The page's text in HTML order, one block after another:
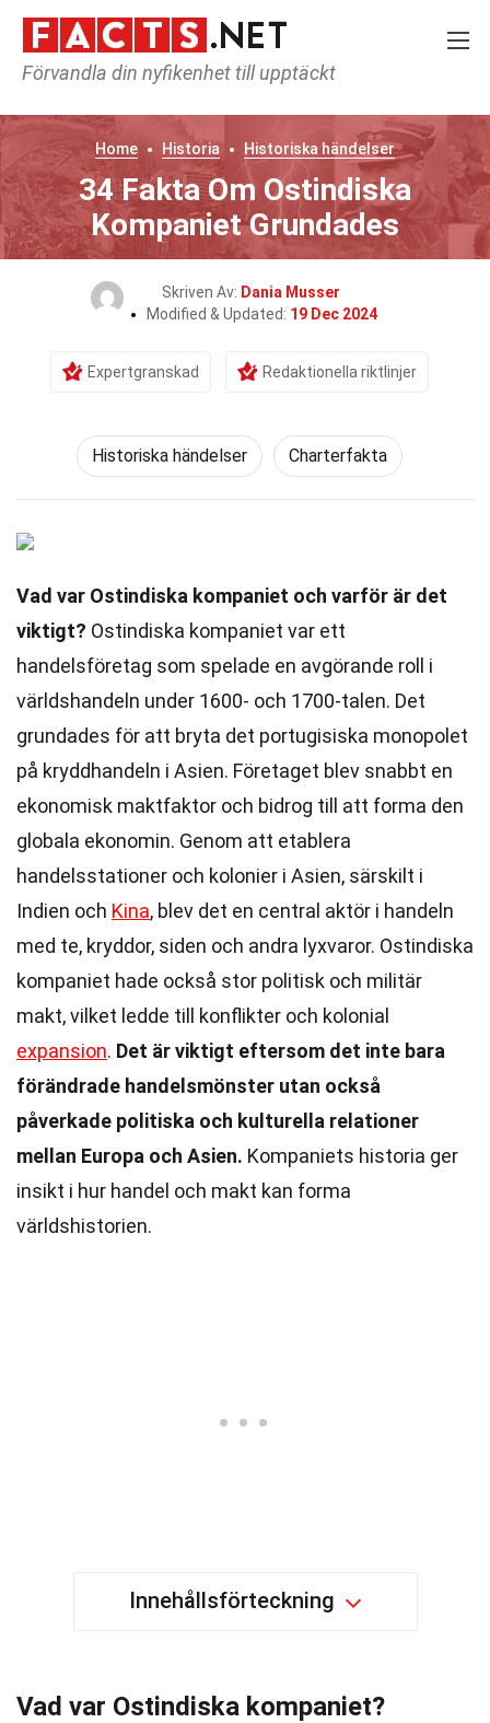
Förvandla din nyfikenhet till upptäckt
Home Historia Historiska händelser
34 Fakta Om Ostindiska
Kompaniet Grundades
Skriven Av: Dania Musser
Modified & Updated: 19 Dec 2024
Expertgranskad Redaktionella riktlinjer
Historiska händelser Charterfakta
Vad var Ostindiska kompaniet och varför är det
viktigt? Ostindiska kompaniet var ett
handelsföretag som spelade en avgörande roll i
världshandeln under 1600- och 1700-talen. Det
grundades för att bryta det portugisiska monopolet
på kryddhandeln i Asien. Företaget blev snabbt en
ekonomisk maktfaktor och bidrog till att forma den
globala ekonomin. Genom att etablera
handelsstationer och kolonier i Asien, särskilt i
Indien och Kina, blev det en central aktör i handeln
med te, kryddor, siden och andra lyxvaror. Ostindiska
kompaniet hade också stor politisk och militär
makt, vilket ledde till konflikter och kolonial
expansion. Det är viktigt eftersom det inte bara
förändrade handelsmönster utan också
påverkade politiska och kulturella relationer
mellan Europa och Asien. Kompaniets historia ger
insikt i hur handel och makt kan forma
världshistorien.
Innehållsförteckning
Vad var Ostindiska kompaniet?